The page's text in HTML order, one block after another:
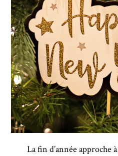
La fin d’année approche